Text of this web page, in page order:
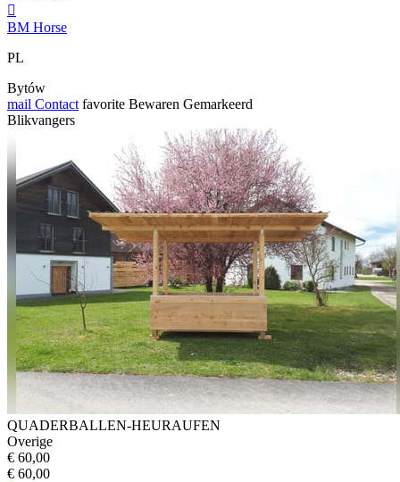

BM Horse
PL
Bytów
mail Contact favorite Bewaren Gemarkeerd
Blikvangers
QUADERBALLEN-HEURAUFEN
Overige
€ 60,00
€ 60,00